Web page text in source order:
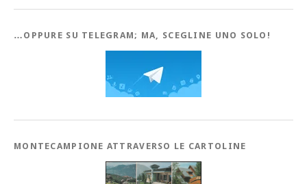
…OPPURE SU TELEGRAM; MA, SCEGLINE UNO SOLO!
MONTECAMPIONE ATTRAVERSO LE CARTOLINE